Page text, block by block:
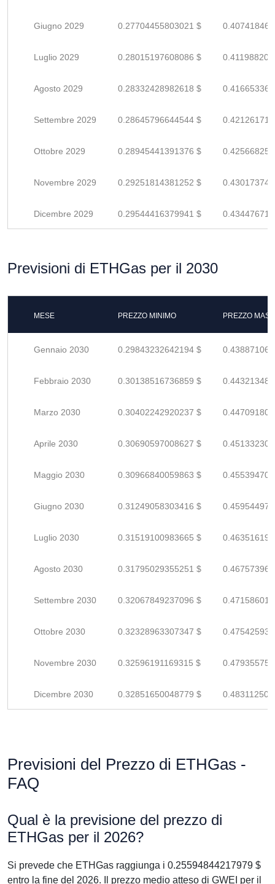
Giugno 2029 0.27704455803021 $
Luglio 2029 0.28015197608086 $
Agosto 2029 0.28332428982618 $
Settembre 2029 0.28645796644544 $
Ottobre 2029 0.28945441391376 $
Novembre 2029 0.29251814381252 $
Dicembre 2029 0.29544416379941 $
Previsioni di ETHGas per il 2030
MESE PREZZO MINIMO PREZZO
Gennaio 2030 0.29843232642194 $
Febbraio 2030 0.30138516736859 $
Marzo 2030 0.30402242920237 $
Aprile 2030 0.30690597008627 $
Maggio 2030 0.30966840059863 $
Giugno 2030 0.31249058303416 $
Luglio 2030 0.31519100983665 $
Agosto 2030 0.31795029355251 $
Settembre 2030 0.32067849237096 $
Ottobre 2030 0.32328963307347 $
Novembre 2030 0.32596191169315 $
Dicembre 2030 0.32851650048779 $
Previsioni del Prezzo di ETHGas -
FAQ
Qual è la previsione del prezzo di
ETHGas per il 2026?
Si prevede che ETHGas raggiunga i 0.25594844217979 $
entro la fine del 2026. Il prezzo medio atteso di GWEI per il